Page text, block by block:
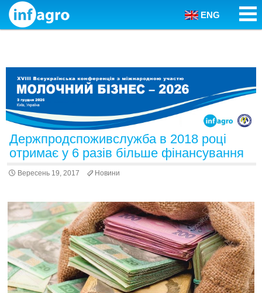
Skip to content
ENG
Держпродспоживслужба в 2018 році
отримає у 6 разів більше фінансування
Вересень 19, 2017 Новини